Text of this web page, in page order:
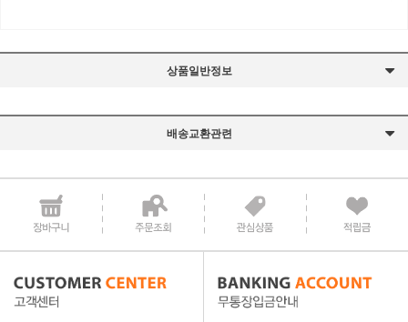
상품일반정보
배송교환관련